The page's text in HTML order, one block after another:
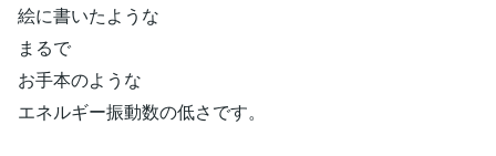
絵に書いたような
まるで
お手本のような
エネルギー振動数の低さです。